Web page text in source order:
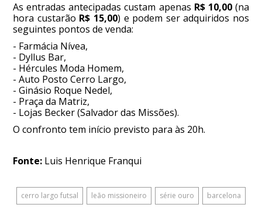
As entradas antecipadas custam apenas R$ 10,00(na
hora custarão R$ 15,00) e podem ser adquiridos nos
seguintes pontos de venda:
- Farmácia Nívea,
- Dyllus Bar,
- Hércules Moda Homem,
- Auto Posto Cerro Largo,
- Ginásio Roque Nedel,
- Praça da Matriz,
- Lojas Becker (Salvador das Missões).
O confronto tem início previsto para às 20h.
Fonte: Luis Henrique Franqui
cerro largo futsal leão missioneiro série ouro barcelona